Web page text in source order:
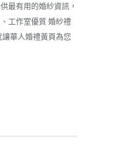
最有用的婚紗資訊，
工作室優質 婚紗禮
華人婚禮黃頁為您